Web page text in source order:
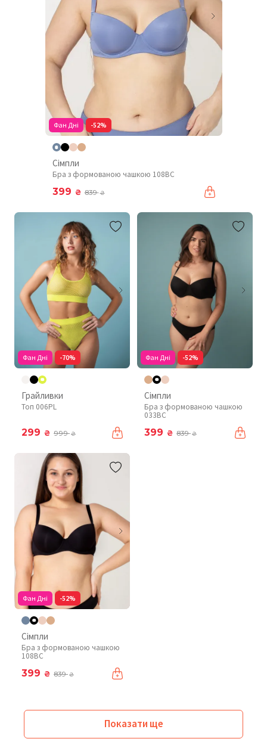
Фан Дні -52%
Сімпли
Бра з формованою чашкою 108BC
399 ₴ 839₴
Фан Дні -70%
Грайливки
Топ 006PL
299 ₴ 999₴
Фан Дні -52%
Сімпли
Бра з формованою чашкою
033BC
399 ₴ 839₴
Фан Дні -52%
Сімпли
Бра з формованою чашкою
108BC
399 ₴ 839₴
Показати ще